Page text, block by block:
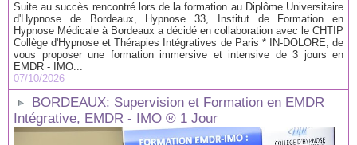
Suite au succès rencontré lors de la formation au Diplôme Universitaire
d'Hypnose de Bordeaux, Hypnose 33, Institut de Formation en
Hypnose Médicale à Bordeaux a décidé en collaboration avec le CHTIP
Collège d'Hypnose et Thérapies Intégratives de Paris * IN-DOLORE, de
vous proposer une formation immersive et intensive de 3 jours en
EMDR - IMO...
07/10/2026
BORDEAUX: Supervision et Formation en EMDR
Intégrative, EMDR - IMO ® 1 Jour